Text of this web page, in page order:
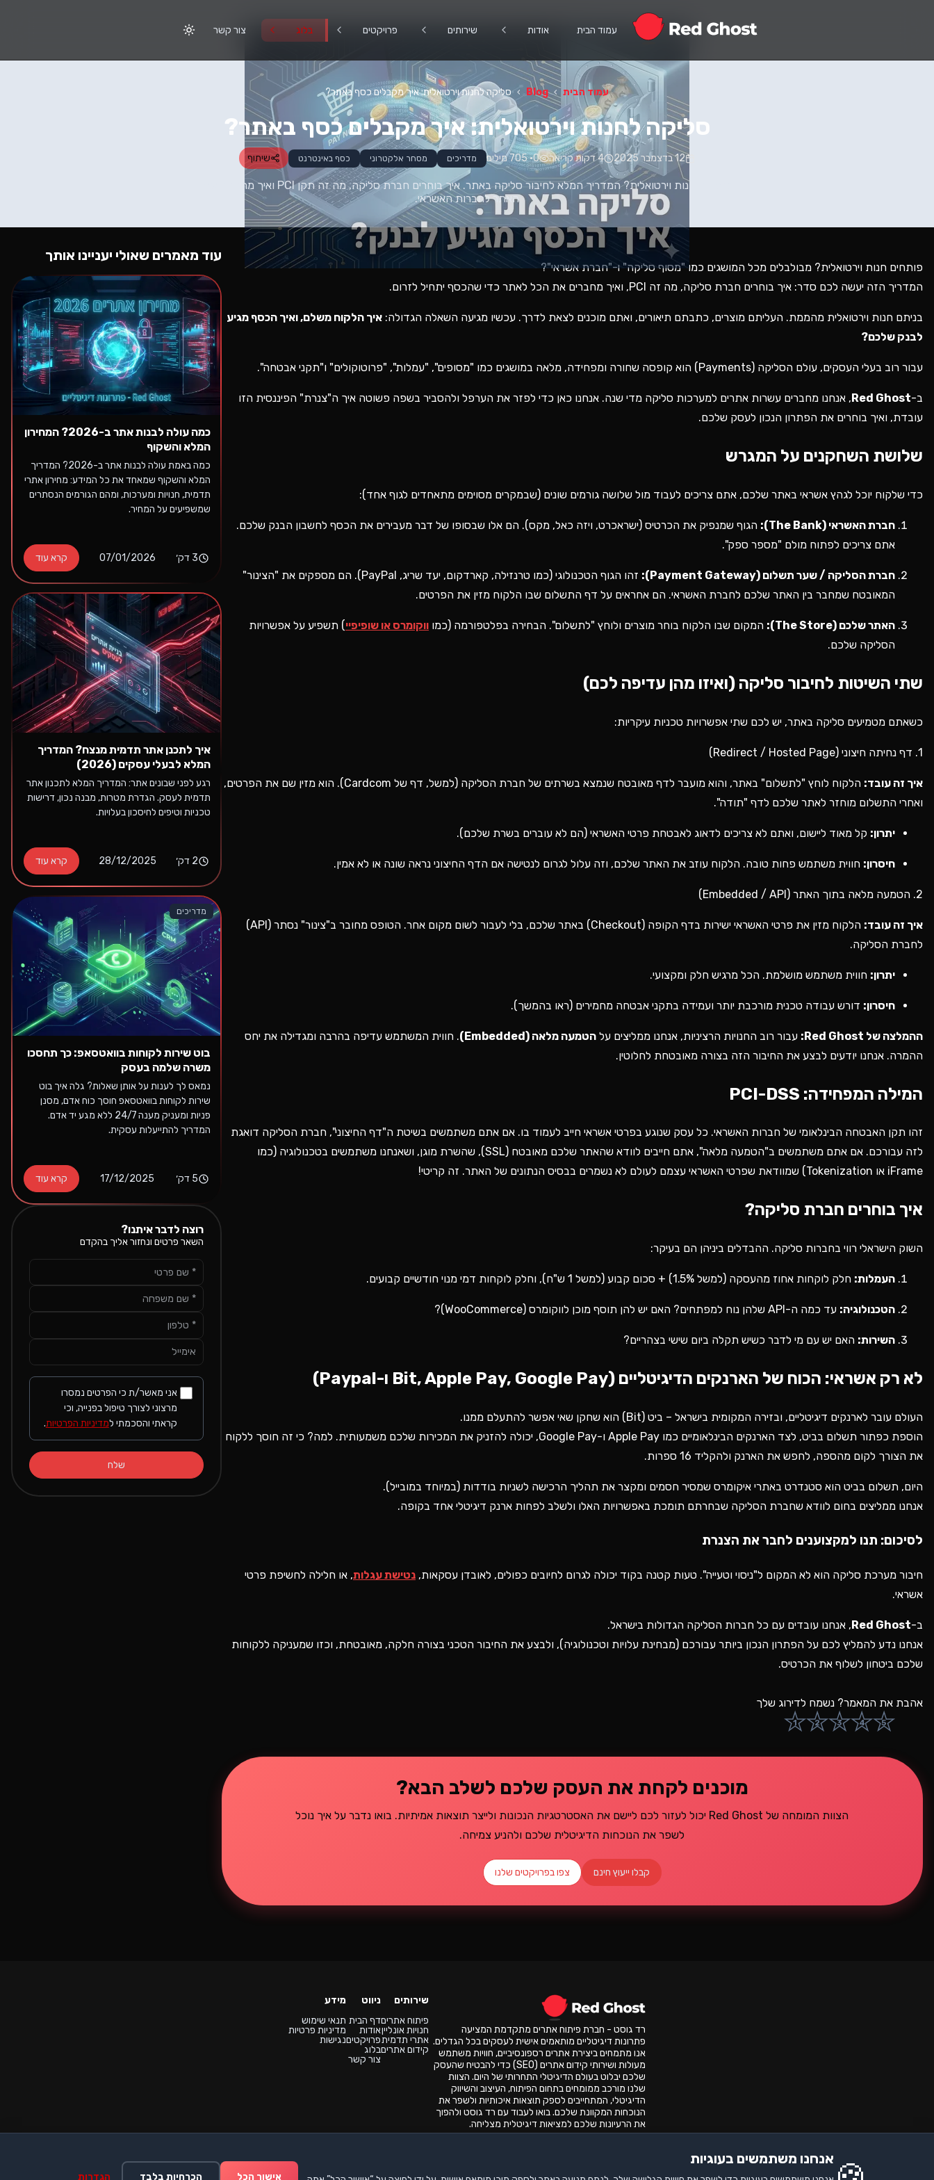
עמוד הבית אודות שירותים פרויקטים בלוג צור קשר
עמוד הבית ›
Blog
› סליקה לחנות וירטואלית: איך מקבלים כסף באתר?
סליקה לחנות וירטואלית: איך מקבלים כסף באתר?
12 בדצמבר 2025 4דקות קריאה 0
•
705מילים מדריכים מסחר אלקטרוני כסף באינטרנט שיתוף
פותחים חנות וירטואלית? המדריך המלא לחיבור סליקה באתר. איך בוחרים חברת סליקה, מה זה תקן PCI ואיך מחברים את
האתר לחברות האשראי.
פותחים חנות וירטואלית? מבולבלים מכל המושגים כמו "מסוף סליקה" ו-"חברת אשראי"?
המדריך הזה יעשה לכם סדר: איך בוחרים חברת סליקה, מה זה PCI, ואיך מחברים את הכל לאתר כדי שהכסף יתחיל לזרום.
בניתם חנות וירטואלית מהממת. העליתם מוצרים, כתבתם תיאורים, ואתם מוכנים לצאת לדרך. עכשיו מגיעה השאלה הגדולה: איך הלקוח משלם, ואיך הכסף מגיע
לבנק שלכם?
עבור רוב בעלי העסקים, עולם הסליקה (Payments) הוא קופסה שחורה ומפחידה, מלאה במושגים כמו "מסופים", "עמלות", "פרוטוקולים" ו"תקני אבטחה".
ב-Red Ghost, אנחנו מחברים עשרות אתרים למערכות סליקה מדי שנה. אנחנו כאן כדי לפזר את הערפל ולהסביר בשפה פשוטה איך ה"צנרת" הפיננסית הזו
עובדת, ואיך בוחרים את הפתרון הנכון לעסק שלכם.
שלושת השחקנים על המגרש
כדי שלקוח יוכל לגהץ אשראי באתר שלכם, אתם צריכים לעבוד מול שלושה גורמים שונים (שבמקרים מסוימים מתאחדים לגוף אחד):
חברת האשראי (The Bank):
הגוף שמנפיק את הכרטיס (ישראכרט, ויזה כאל, מקס). הם אלו שבסופו של דבר מעבירים את הכסף לחשבון הבנק שלכם.
אתם צריכים לפתוח מולם "מספר ספק".
חברת הסליקה / שער תשלום (Payment Gateway):
זהו הגוף הטכנולוגי (כמו טרנזילה, קארדקום, יעד שריג, PayPal). הם מספקים את "הצינור"
המאובטח שמחבר בין האתר שלכם לחברת האשראי. הם אחראים על דף התשלום שבו הלקוח מזין את הפרטים.
האתר שלכם (The Store): המקום שבו הלקוח בוחר מוצרים ולוחץ "לתשלום". הבחירה בפלטפורמה (כמו ווקומרס או שופיפיי) תשפיע על אפשרויות
הסליקה שלכם.
שתי השיטות לחיבור סליקה (ואיזו מהן עדיפה לכם)
כשאתם מטמיעים סליקה באתר, יש לכם שתי אפשרויות טכניות עיקריות:
1. דף נחיתה חיצוני (Redirect / Hosted Page)
איך זה עובד:
הלקוח לוחץ "לתשלום" באתר, והוא מועבר לדף מאובטח שנמצא בשרתים של חברת הסליקה (למשל, דף של Cardcom). הוא מזין שם את הפרטים,
ואחרי התשלום מוחזר לאתר שלכם לדף "תודה".
יתרון: קל מאוד ליישום, ואתם לא צריכים לדאוג לאבטחת פרטי האשראי (הם לא עוברים בשרת שלכם).
חיסרון: חווית משתמש פחות טובה. הלקוח עוזב את האתר שלכם, וזה עלול לגרום לנטישה אם הדף החיצוני נראה שונה או לא אמין.
2. הטמעה מלאה בתוך האתר (Embedded / API)
איך זה עובד:
הלקוח מזין את פרטי האשראי ישירות בדף הקופה (Checkout) באתר שלכם, בלי לעבור לשום מקום אחר. הטופס מחובר ב"צינור" נסתר (API)
לחברת הסליקה.
יתרון: חווית משתמש מושלמת. הכל מרגיש חלק ומקצועי.
חיסרון: דורש עבודה טכנית מורכבת יותר ועמידה בתקני אבטחה מחמירים (ראו בהמשך).
ההמלצה של Red Ghost: עבור רוב החנויות הרציניות, אנחנו ממליצים על הטמעה מלאה (Embedded)
. חווית המשתמש עדיפה בהרבה ומגדילה את יחס
ההמרה. אנחנו יודעים לבצע את החיבור הזה בצורה מאובטחת לחלוטין.
המילה המפחידה: PCI-DSS
זהו תקן האבטחה הבינלאומי של חברות האשראי. כל עסק שנוגע בפרטי אשראי חייב לעמוד בו. אם אתם משתמשים בשיטת ה"דף החיצוני", חברת הסליקה דואגת
לזה עבורכם. אם אתם משתמשים ב"הטמעה מלאה", אתם חייבים לוודא שהאתר שלכם מאובטח (SSL), שהשרת מוגן, ושאנחנו משתמשים בטכנולוגיה (כמו
iFrame או Tokenization) שמוודאת שפרטי האשראי עצמם לעולם לא נשמרים בבסיס הנתונים של האתר. זה קריטי!
איך בוחרים חברת סליקה?
השוק הישראלי רווי בחברות סליקה. ההבדלים ביניהן הם בעיקר:
העמלות: חלק לוקחות אחוז מהעסקה (למשל 1.5%) + סכום קבוע (למשל 1 ש"ח), וחלק לוקחות דמי מנוי חודשיים קבועים.
הטכנולוגיה: עד כמה ה-API שלהן נוח למפתחים? האם יש להן תוסף מוכן לווקומרס (WooCommerce)?
השירות: האם יש עם מי לדבר כשיש תקלה ביום שישי בצהריים?
לא רק אשראי: הכוח של הארנקים הדיגיטליים (Bit, Apple Pay, Google Pay ו-Paypal)
העולם עובר לארנקים דיגיטליים, ובזירה המקומית בישראל – ביט (Bit) הוא שחקן שאי אפשר להתעלם ממנו.
הוספת כפתור תשלום בביט, לצד הארנקים הבינלאומיים כמו Apple Pay ו-Google Pay, יכולה להזניק את המכירות שלכם משמעותית. למה? כי זה חוסך ללקוח
את הצורך לקום מהספה, לחפש את הארנק ולהקליד 16 ספרות.
היום, תשלום בביט הוא סטנדרט באתרי איקומרס שמסיר חסמים ומקצר את תהליך הרכישה לשניות בודדות (במיוחד במובייל).
אנחנו ממליצים בחום לוודא שחברת הסליקה שבחרתם תומכת באפשרויות האלו ולשלב לפחות ארנק דיגיטלי אחד בקופה.
לסיכום: תנו למקצוענים לחבר את הצנרת
חיבור מערכת סליקה הוא לא המקום ל"ניסוי וטעייה". טעות קטנה בקוד יכולה לגרום לחיובים כפולים, לאובדן עסקאות, נטישת עגלות, או חלילה לחשיפת פרטי
אשראי.
ב-Red Ghost, אנחנו עובדים עם כל חברות הסליקה הגדולות בישראל.
אנחנו נדע להמליץ לכם על הפתרון הנכון ביותר עבורכם (מבחינת עלויות וטכנולוגיה), ולבצע את החיבור הטכני בצורה חלקה, מאובטחת, וכזו שמעניקה ללקוחות
שלכם ביטחון לשלוף את הכרטיס.
אהבת את המאמר? נשמח לדירוג שלך
★
1 ★
2 ★
3 ★
4 ★
5
מוכנים לקחת את העסק שלכם לשלב הבא?
הצוות המומחה של Red Ghost יכול לעזור לכם ליישם את האסטרטגיות הנכונות ולייצר תוצאות אמיתיות. בואו נדבר על איך נוכל
לשפר את הנוכחות הדיגיטלית שלכם ולהניע צמיחה.
קבלו ייעוץ חינם צפו בפרויקטים שלנו
עוד מאמרים שאולי יעניינו אותך
כמה עולה לבנות אתר ב-2026? המחירון
המלא והשקוף
כמה באמת עולה לבנות אתר ב-2026? המדריך
המלא והשקוף שמאחד את כל המידע: מחירון אתרי
תדמית, חנויות ומערכות, ומהם הגורמים הנסתרים
שמשפיעים על המחיר.
3 דק׳ 07/01/2026 קרא עוד
איך לתכנן אתר תדמית מנצח? המדריך
המלא לבעלי עסקים (2026)
רגע לפני שבונים אתר: המדריך המלא לתכנון אתר
תדמית לעסק. הגדרת מטרות, מבנה נכון, דרישות
טכניות וטיפים לחיסכון בעלויות.
2 דק׳ 28/12/2025 קרא עוד
מדריכים
בוט שירות לקוחות בוואטסאפ: כך תחסכו
משרה שלמה בעסק
נמאס לך לענות על אותן שאלות? גלה איך בוט
שירות לקוחות בוואטסאפ חוסך כוח אדם, מסנן
פניות ומעניק מענה 24/7 ללא מגע יד אדם.
המדריך להתייעלות עסקית.
5 דק׳ 17/12/2025 קרא עוד
רוצה לדבר איתנו?
השאר פרטים ונחזור אליך בהקדם
אני מאשר/ת כי הפרטים נמסרו
מרצוני לצורך טיפול בפנייה, וכי
קראתי והסכמתי למדיניות הפרטיות.
שלח
רד גוסט - חברת פיתוח אתרים מתקדמת המציעה
פתרונות דיגיטליים מותאמים אישית לעסקים בכל הגדלים.
אנו מתמחים ביצירת אתרים רספונסיביים, חוויות משתמש
מעולות ושירותי קידום אתרים (SEO) כדי להבטיח שהעסק
שלכם יבלוט בעולם הדיגיטלי התחרותי של היום. הצוות
שלנו מורכב ממומחים בתחום הפיתוח, העיצוב והשיווק
הדיגיטלי, המתחייבים לספק תוצאות איכותיות ולשפר את
הנוכחות המקוונת שלכם. בואו לעבוד עם רד גוסט ולהפוך
את הרעיונות שלכם למציאות דיגיטלית מצליחה.
שירותים
פיתוח אתרים
חנויות אונליין
אתרי תדמית
קידום אתרים
ניווט
דף הבית
אודות
פרויקטים
בלוג
צור קשר
מידע
תנאי שימוש
מדיניות פרטיות
נגישות
אנחנו משתמשים בעוגיות
אישור הכל הכרחיות בלבד הגדרות